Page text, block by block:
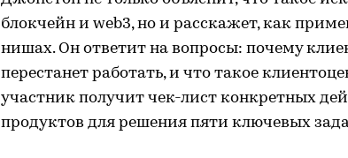
блокчейн и web3, но и расскажет, как
нишах. Он ответит на вопросы: почему
перестанет работать, и что такое
участник получит чек-лист конкретных
продуктов для решения пяти ключевых